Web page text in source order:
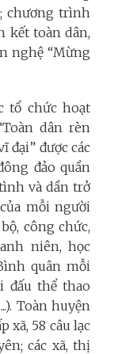
chương trình
kết toàn dân,
nghệ “Mừng
tổ chức hoạt
dân rèn
đại” được các
đảo quần
và dần trở
mỗi người
công chức,
niên, học
quân mỗi
đấu thể thao
Toàn huyện
xã, 58 câu lạc
các xã, thị